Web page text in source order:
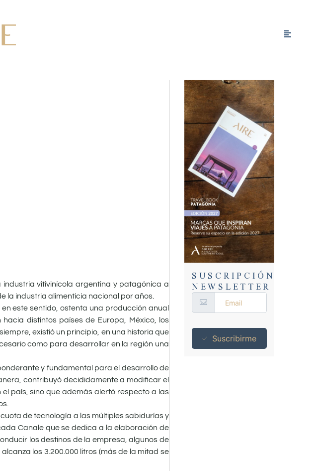
vitivinícola argentina y patagónica a
la industria alimenticia nacional por años.
este sentido, ostenta una producción anual
distintos países de Europa, México, los
existió un principio, en una historia que
como para desarrollar en la región una
y fundamental para el desarrollo de
contribuyó decididamente a modificar el
país, sino que además alertó respecto a las
de tecnología a las múltiples sabidurías y
Canale que se dedica a la elaboración de
los destinos de la empresa, algunos de
los 3.200.000 litros (más de la mitad se
SUSCRIPCIÓN
NEWSLETTER
Suscribirme